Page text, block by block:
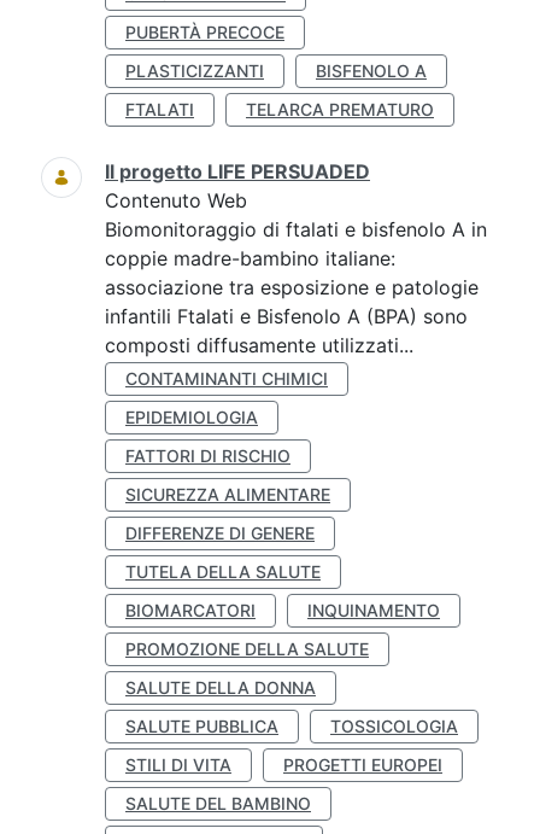
PUBERTÀ PRECOCE
PLASTICIZZANTI
BISFENOLO A
FTALATI
TELARCA PREMATURO
Il progetto LIFE PERSUADED
Contenuto Web
Biomonitoraggio di ftalati e bisfenolo A in
coppie madre-bambino italiane:
associazione tra esposizione e patologie
infantili Ftalati e Bisfenolo A (BPA) sono
composti diffusamente utilizzati...
CONTAMINANTI CHIMICI
EPIDEMIOLOGIA
FATTORI DI RISCHIO
SICUREZZA ALIMENTARE
DIFFERENZE DI GENERE
TUTELA DELLA SALUTE
BIOMARCATORI
INQUINAMENTO
PROMOZIONE DELLA SALUTE
SALUTE DELLA DONNA
SALUTE PUBBLICA
TOSSICOLOGIA
STILI DI VITA
PROGETTI EUROPEI
SALUTE DEL BAMBINO